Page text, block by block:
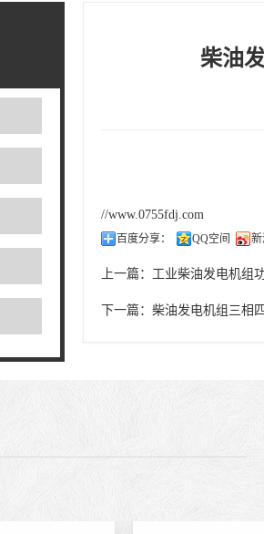
柴油
//www.0755fdj.com
百度分享： QQ空间
上一篇： 工业柴油发电机组
下一篇： 柴油发电机组三相